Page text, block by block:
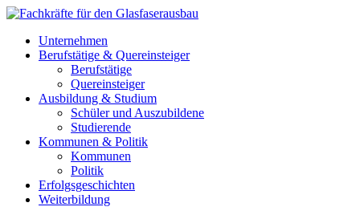
Unternehmen
Berufstätige & Quereinsteiger
Berufstätige
Quereinsteiger
Ausbildung & Studium
Schüler und Auszubildene
Studierende
Kommunen & Politik
Kommunen
Politik
Erfolgsgeschichten
Weiterbildung